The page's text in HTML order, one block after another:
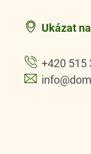
Ukázat
+420 515